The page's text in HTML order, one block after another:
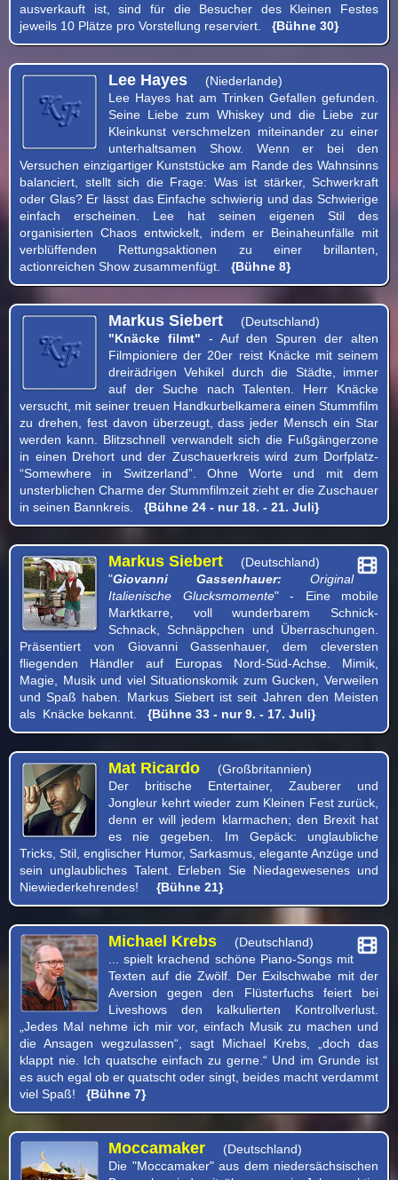
ausverkauft ist, sind für die Besucher des Kleinen Festes
jeweils 10 Plätze pro Vorstellung reserviert. {Bühne 30}
Lee Hayes
(Niederlande)
Lee Hayes hat am Trinken Gefallen gefunden.
Seine Liebe zum Whiskey und die Liebe zur
Kleinkunst verschmelzen miteinander zu einer
unterhaltsamen Show. Wenn er bei den
Versuchen einzigartiger Kunststücke am Rande des Wahnsinns
balanciert, stellt sich die Frage: Was ist stärker, Schwerkraft
oder Glas? Er lässt das Einfache schwierig und das Schwierige
einfach erscheinen. Lee hat seinen eigenen Stil des
organisierten Chaos entwickelt, indem er Beinaheunfälle mit
verblüffenden Rettungsaktionen zu einer brillanten,
actionreichen Show zusammenfügt. {Bühne 8}
Markus Siebert
(Deutschland)
"Knäcke filmt" - Auf den Spuren der alten
Filmpioniere der 20er reist Knäcke mit seinem
dreirädrigen Vehikel durch die Städte, immer
auf der Suche nach Talenten. Herr Knäcke
versucht, mit seiner treuen Handkurbelkamera einen Stummfilm
zu drehen, fest davon überzeugt, dass jeder Mensch ein Star
werden kann. Blitzschnell verwandelt sich die Fußgängerzone
in einen Drehort und der Zuschauerkreis wird zum Dorfplatz-
“Somewhere in Switzerland”. Ohne Worte und mit dem
unsterblichen Charme der Stummfilmzeit zieht er die Zuschauer
in seinen Bannkreis. {Bühne 24 - nur 18. - 21. Juli}
Markus Siebert
(Deutschland)
"Giovanni Gassenhauer: Original
Italienische Glucksmomente" - Eine mobile
Marktkarre, voll wunderbarem Schnick-
Schnack, Schnäppchen und Überraschungen.
Präsentiert von Giovanni Gassenhauer, dem cleversten
fliegenden Händler auf Europas Nord-Süd-Achse. Mimik,
Magie, Musik und viel Situationskomik zum Gucken, Verweilen
und Spaß haben. Markus Siebert ist seit Jahren den Meisten
als Knäcke bekannt. {Bühne 33 - nur 9. - 17. Juli}
Mat Ricardo
(Großbritannien)
Der britische Entertainer, Zauberer und
Jongleur kehrt wieder zum Kleinen Fest zurück,
denn er will jedem klarmachen; den Brexit hat
es nie gegeben. Im Gepäck: unglaubliche
Tricks, Stil, englischer Humor, Sarkasmus, elegante Anzüge und
sein unglaubliches Talent. Erleben Sie Niedagewesenes und
Niewiederkehrendes! {Bühne 21}
Michael Krebs
(Deutschland)
... spielt krachend schöne Piano-Songs mit
Texten auf die Zwölf. Der Exilschwabe mit der
Aversion gegen den Flüsterfuchs feiert bei
Liveshows den kalkulierten Kontrollverlust.
„Jedes Mal nehme ich mir vor, einfach Musik zu machen und
die Ansagen wegzulassen“, sagt Michael Krebs, „doch das
klappt nie. Ich quatsche einfach zu gerne.“ Und im Grunde ist
es auch egal ob er quatscht oder singt, beides macht verdammt
viel Spaß! {Bühne 7}
Moccamaker
(Deutschland)
Die "Moccamaker" aus dem niedersächsischen